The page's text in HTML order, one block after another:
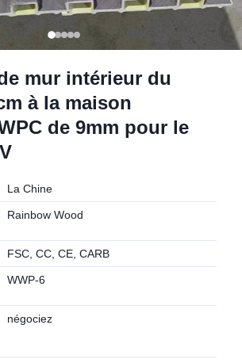
mur intérieur du
à la maison
de 9mm pour le
La Chine
Rainbow Wood
FSC, CC, CE, CARB
WWP-6
négociez